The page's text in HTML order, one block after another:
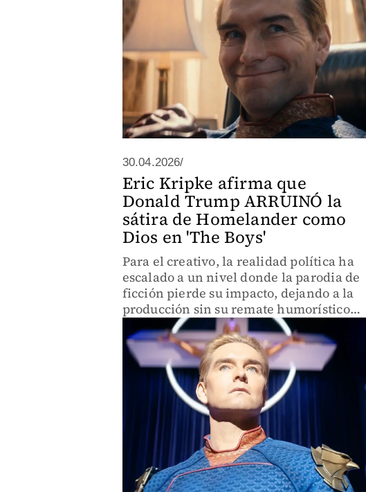
30.04.2026/
Eric Kripke afirma que
Donald Trump ARRUINÓ la
sátira de Homelander como
Dios en 'The Boys'
Para el creativo, la realidad política ha
escalado a un nivel donde la parodia de
ficción pierde su impacto, dejando a la
producción sin su remate humorístico
más importante.